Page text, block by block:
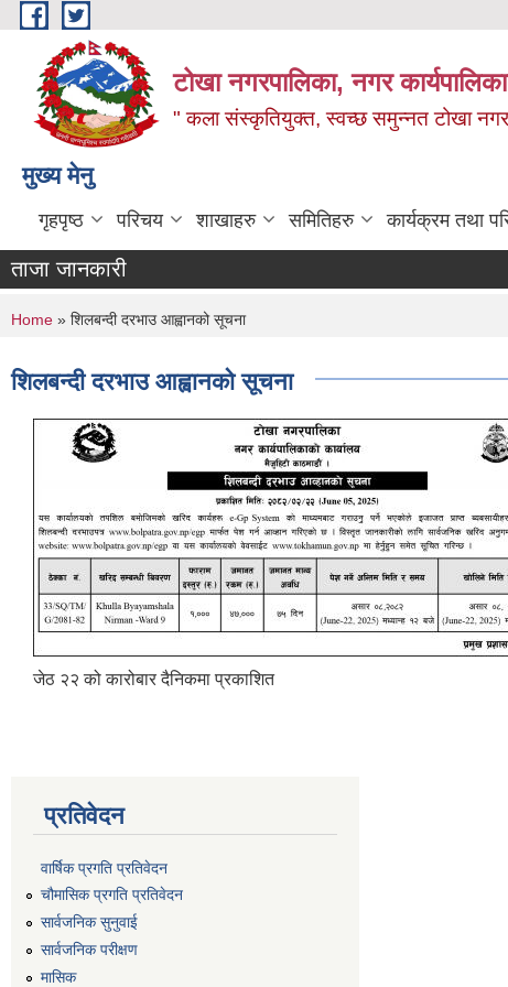
Skip to main content
टोखा नगरपालिका, नगर
" कला संस्कृतियुक्त, स्वच्छ समुन्‍नत टोखा
मुख्य मेनु
गृहपृष्ठ परिचय शाखाहरु समितिहरु कार्यक्रम तथा
ताजा जानकारी
You are here
Home » शिलबन्दी दरभाउ आह्वानको सूचना
शिलबन्दी दरभाउ आह्वानको सूचना
जेठ २२ को कारोबार दैनिकमा प्रकाशित
प्रतिवेदन
वार्षिक प्रगति प्रतिवेदन
चौमासिक प्रगति प्रतिवेदन
सार्वजनिक सुनुवाई
सार्वजनिक परीक्षण
मासिक